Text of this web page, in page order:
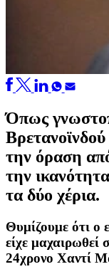
Όπως
την όραση
την
τα δύο χέρια.
Θυμίζουμε ότι ο
είχε
24χρονο Χαντί